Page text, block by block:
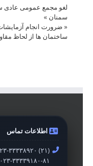
لغو مجمع عمومی عادی
سمنان »
« ضرورت انجام
ساختمان ها از لحاظ
اطلاعات تماس
۰۲۳-۳۳۳۳۸۹۲۰
۰۲۳-۳۳۳۳۹۱۸۰-۸۱